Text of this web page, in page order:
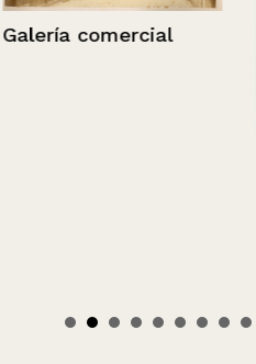
Galería comercial